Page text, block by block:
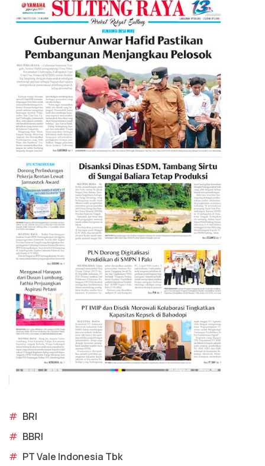
# BRI
# BBRI
# PT Vale Indonesia Tbk